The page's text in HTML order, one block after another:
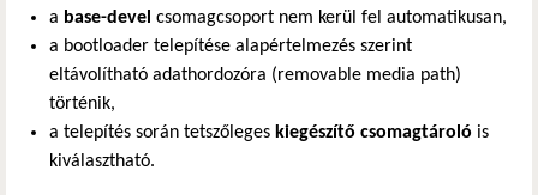
a base-devel csomagcsoport nem kerül fel automatikusan,
a bootloader telepítése alapértelmezés szerint
eltávolítható adathordozóra (removable media path)
történik,
a telepítés során tetszőleges kiegészítő csomagtároló is
kiválasztható.